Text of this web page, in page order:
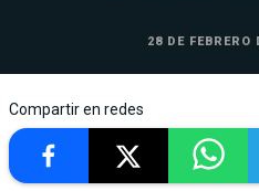
28 DE FEBRERO
Compartir en redes